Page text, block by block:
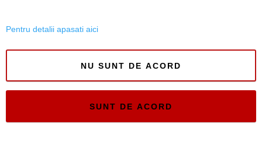
Timiș Online
Pentru detalii apasati aici
NU SUNT DE ACORD
SUNT DE ACORD